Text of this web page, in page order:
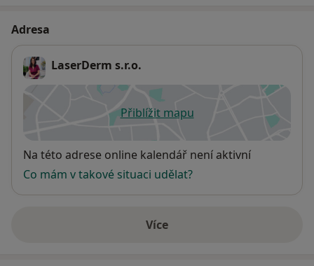
Adresa
LaserDerm s.r.o.
Přiblížit mapuse otevře v nové záložce
Dostupnost
Na této adrese online kalendář není aktivní
Co mám v takové situaci udělat?
Víceo adrese